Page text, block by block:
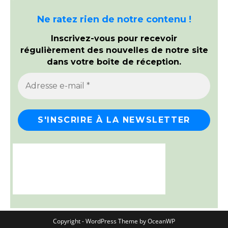
Ne ratez rien de notre contenu !
Inscrivez-vous pour recevoir
régulièrement des nouvelles de notre site
dans votre boîte de réception.
Copyright - WordPress Theme by OceanWP